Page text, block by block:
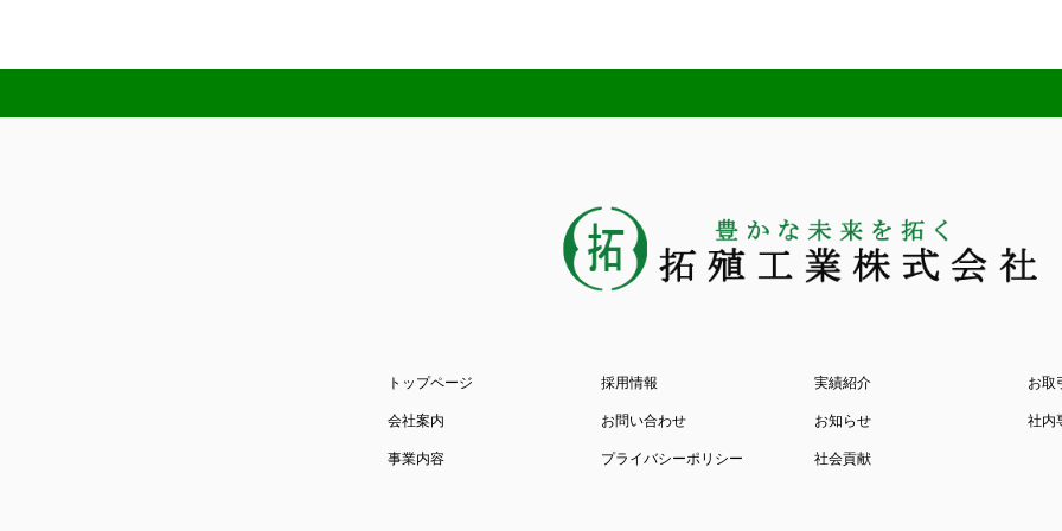
トップページ
会社案内
事業内容
採用情報
お問い合わせ
プライバシーポリシー
実績紹介
お知らせ
社会貢献
お取
社内